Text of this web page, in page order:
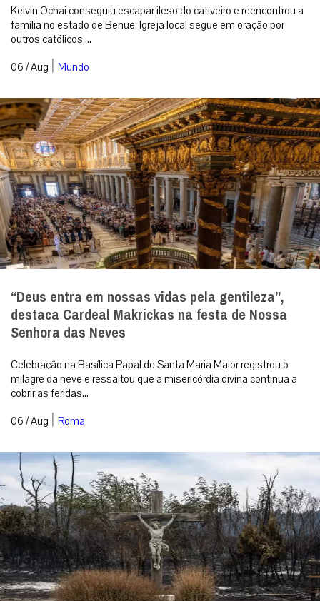
Kelvin Ochai conseguiu escapar ileso do cativeiro e reencontrou a
família no estado de Benue; Igreja local segue em oração por
outros católicos ...
06 / Aug | Mundo
“Deus entra em nossas vidas pela gentileza”,
destaca Cardeal Makrickas na festa de Nossa
Senhora das Neves
Celebração na Basílica Papal de Santa Maria Maior registrou o
milagre da neve e ressaltou que a misericórdia divina continua a
cobrir as feridas...
06 / Aug | Roma